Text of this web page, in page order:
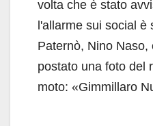
volta che è stato
l'allarme sui social è
Paternò, Nino Naso,
postato una foto del
moto: «Gimmillaro